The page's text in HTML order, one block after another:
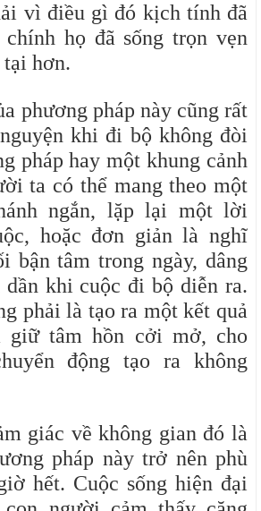
vì điều gì đó kịch tính đã
họ đã sống trọn vẹn
hơn.
phương pháp này cũng rất
khi đi bộ không đòi
pháp hay một khung cảnh
ta có thể mang theo một
ngắn, lặp lại một lời
hoặc đơn giản là nghĩ
bận tâm trong ngày, dâng
dần khi cuộc đi bộ diễn ra.
phải là tạo ra một kết quả
giữ tâm hồn cởi mở, cho
động tạo ra không
giác về không gian đó là
pháp này trở nên phù
hết. Cuộc sống hiện đại